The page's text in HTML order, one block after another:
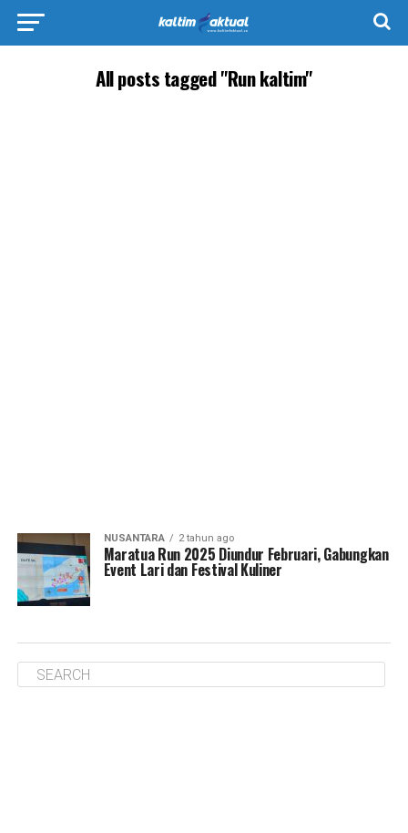
All posts tagged "Run kaltim"
NUSANTARA 2 tahun ago
Maratua Run 2025 Diundur Februari, Gabungkan
Event Lari dan Festival Kuliner